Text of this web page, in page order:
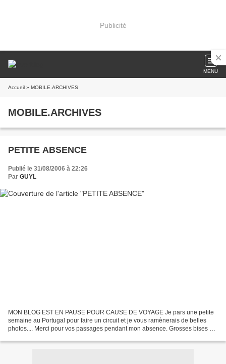
Publicité
MENU
Accueil » MOBILE.ARCHIVES
MOBILE.ARCHIVES
PETITE ABSENCE
Publié le 31/08/2006 à 22:26
Par GUYL
MON BLOG EST EN PAUSE POUR CAUSE DE VOYAGE Je pars une petite
semaine au Portugal pour faire un circuit et je vous ramènerais de belles
photos.... Merci pour vos passages pendant mon absence. Grosses bises à